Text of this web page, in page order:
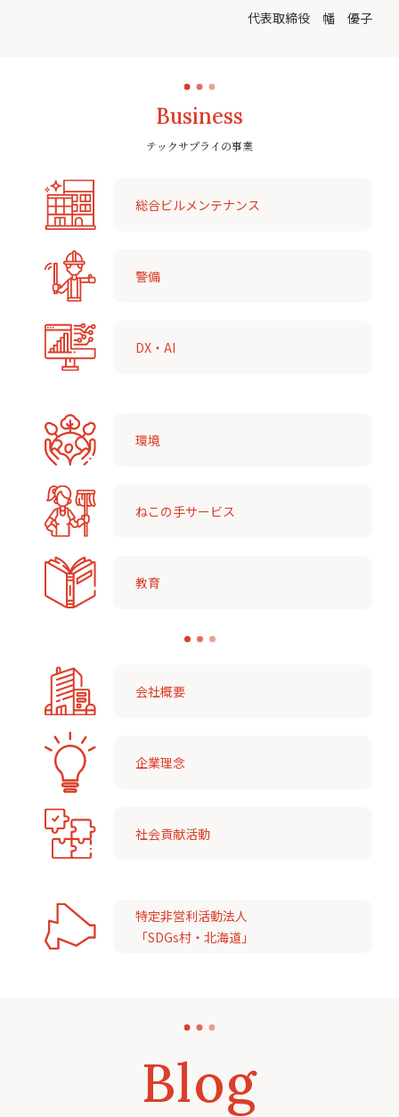
代表取締役 幡 優子
Business
テックサプライの事業
総合ビルメンテナンス
警備
DX・AI
環境
ねこの手サービス
教育
会社概要
企業理念
社会貢献活動
特定非営利活動法人
「SDGs村・北海道」
Blog